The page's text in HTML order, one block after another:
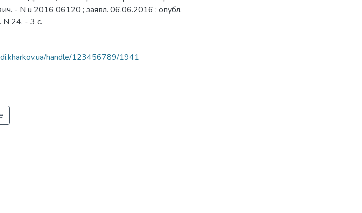
- N u 2016 06120 ; заявл. 06.06.2016 ; опубл.
24. - 3 с.
handle/123456789/1941